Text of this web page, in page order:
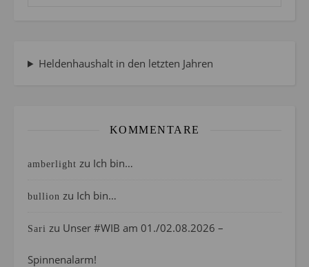
Heldenhaushalt in den letzten Jahren
KOMMENTARE
amberlight zu Ich bin…
bullion zu Ich bin…
Sari zu Unser #WIB am 01./02.08.2026 –
Spinnenalarm!